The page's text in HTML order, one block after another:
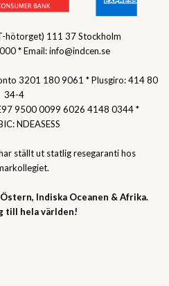
hötorget) 111 37 Stockholm
* Email: info@indcen.se
3201 180 9061 * Plusgiro: 414 80
34-4
9500 0099 6026 4148 0344 *
NDEASESS
ställt ut statlig resegaranti hos
Indiska Oceanen & Afrika.
till hela världen!